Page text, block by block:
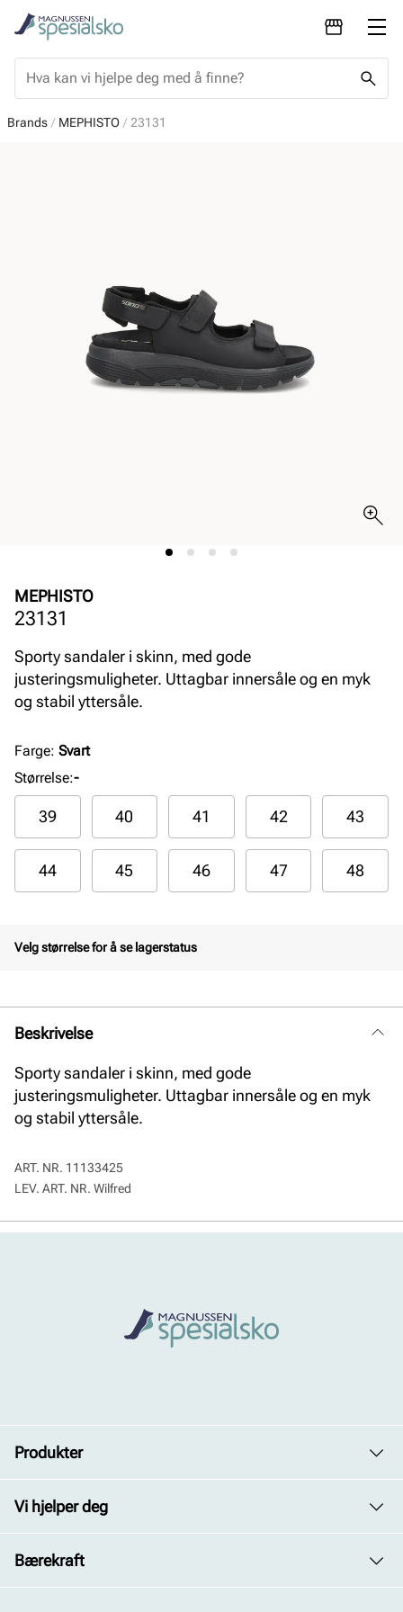
Brands MEPHISTO 23131
MEPHISTO
23131
Sporty sandaler i skinn, med gode
justeringsmuligheter. Uttagbar innersåle og en myk
og stabil yttersåle.
Farge: Svart
Størrelse:-
39 40 41 42 43
44 45 46 47 48
Velg størrelse for å se lagerstatus
Beskrivelse
Sporty sandaler i skinn, med gode
justeringsmuligheter. Uttagbar innersåle og en myk
og stabil yttersåle.
ART. NR. 11133425
LEV. ART. NR. Wilfred
Produkter
Dame
Herre
Barn
Vi hjelper deg
Avdelinger
Kontakt oss
Bærekraft